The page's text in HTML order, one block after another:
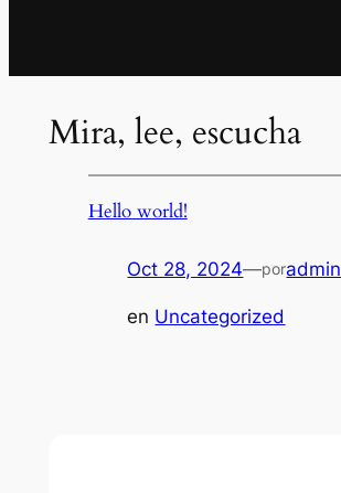
Mira, lee, escucha
Hello world!
Oct 28, 2024—poradmin
en Uncategorized